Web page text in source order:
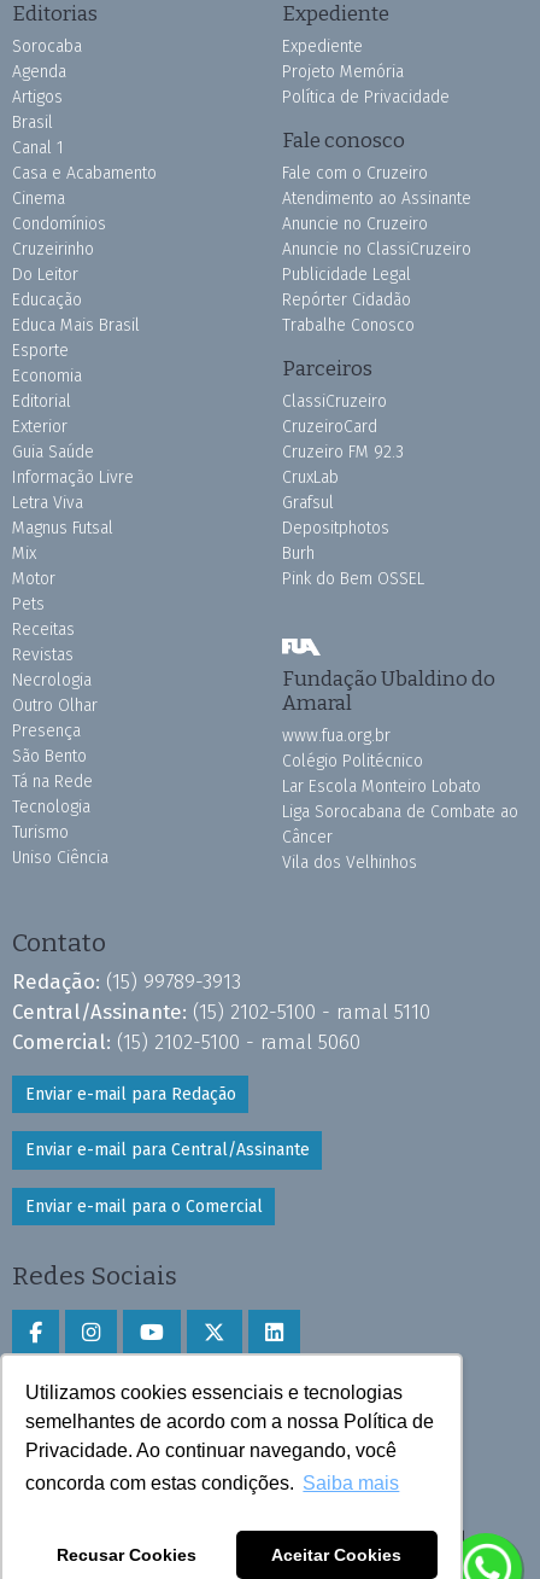
Utilizamos cookies essenciais e tecnologias
semelhantes de acordo com a nossa Política de
Privacidade. Ao continuar navegando, você
concorda com estas condições. Saiba mais
Recusar Cookies Aceitar Cookies
Editorias
Sorocaba
Agenda
Artigos
Brasil
Canal 1
Casa e Acabamento
Cinema
Condomínios
Cruzeirinho
Do Leitor
Educação
Educa Mais Brasil
Esporte
Economia
Editorial
Exterior
Guia Saúde
Informação Livre
Letra Viva
Magnus Futsal
Mix
Motor
Pets
Receitas
Revistas
Necrologia
Outro Olhar
Presença
São Bento
Tá na Rede
Tecnologia
Turismo
Uniso Ciência
Expediente
Expediente
Projeto Memória
Política de Privacidade
Fale conosco
Fale com o Cruzeiro
Atendimento ao Assinante
Anuncie no Cruzeiro
Anuncie no ClassiCruzeiro
Publicidade Legal
Repórter Cidadão
Trabalhe Conosco
Parceiros
ClassiCruzeiro
CruzeiroCard
Cruzeiro FM 92.3
CruxLab
Grafsul
Depositphotos
Burh
Pink do Bem OSSEL
Fundação Ubaldino do
Amaral
www.fua.org.br
Colégio Politécnico
Lar Escola Monteiro Lobato
Liga Sorocabana de Combate ao
Câncer
Vila dos Velhinhos
Contato
Redação: (15) 99789-3913
Central/Assinante: (15) 2102-5100 - ramal 5110
Comercial: (15) 2102-5100 - ramal 5060
Enviar e-mail para Redação
Enviar e-mail para Central/Assinante
Enviar e-mail para o Comercial
Redes Sociais
Faça download do aplicativo
Play Store e App Store
Todos os direitos reservados © 2025 Cruzeiro do Sul